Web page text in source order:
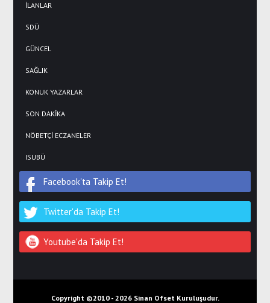
İLANLAR
SDÜ
GÜNCEL
SAĞLIK
KONUK YAZARLAR
SON DAKİKA
NÖBETÇİ ECZANELER
ISUBÜ
Facebook'ta Takip Et!
Twitter'da Takip Et!
Youtube'da Takip Et!
Copyright ©2010 - 2026 Sinan Ofset Kuruluşudur.